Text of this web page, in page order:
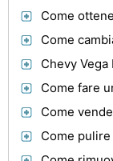
Chevy
Come fare
Come
Come